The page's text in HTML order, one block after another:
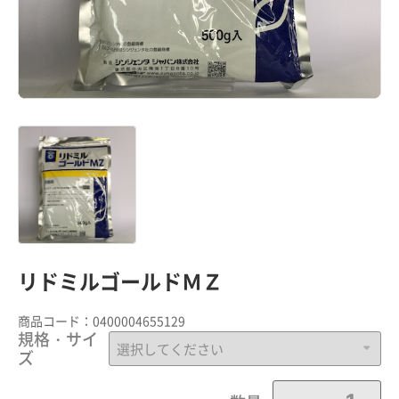
リドミルゴールドＭＺ
商品コード： 0400004655129
規格・サイ
ズ